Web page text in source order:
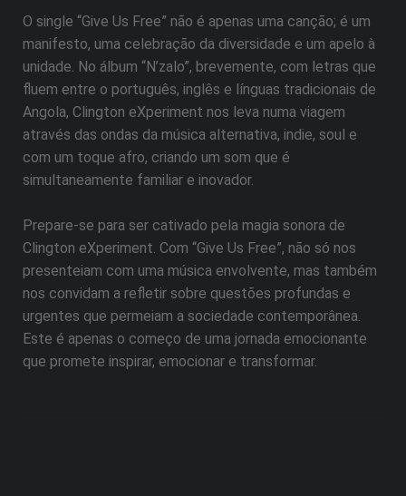
O single “Give Us Free” não é apenas uma canção; é um
manifesto, uma celebração da diversidade e um apelo à
unidade. No álbum “N’zalo”, brevemente, com letras que
fluem entre o português, inglês e línguas tradicionais de
Angola, Clington eXperiment nos leva numa viagem
através das ondas da música alternativa, indie, soul e
com um toque afro, criando um som que é
simultaneamente familiar e inovador.
Prepare-se para ser cativado pela magia sonora de
Clington eXperiment. Com “Give Us Free”, não só nos
presenteiam com uma música envolvente, mas também
nos convidam a refletir sobre questões profundas e
urgentes que permeiam a sociedade contemporânea.
Este é apenas o começo de uma jornada emocionante
que promete inspirar, emocionar e transformar.